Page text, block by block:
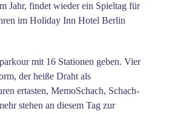
Jahr, findet wieder ein Spieltag für
im Holiday Inn Hotel Berlin
mit 16 Stationen geben. Vier
der heiße Draht als
ertasten, MemoSchach, Schach-
stehen an diesem Tag zur